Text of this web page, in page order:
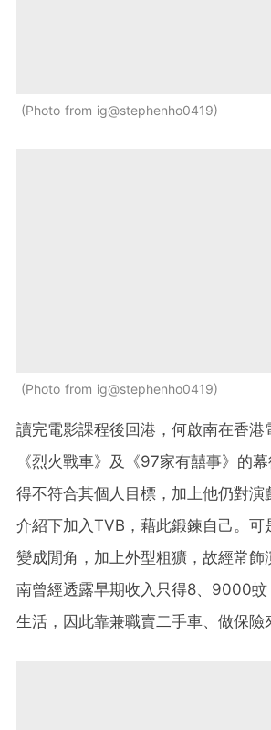
Photo from ig@stephenho0419
Photo from ig@stephenho0419
讀完電影課程後回港，何啟南在香港
《烈火戰車》及《97家有囍事》的
得不符合其個人目標，加上他仍對演
介紹下加入TVB，藉此鍛鍊自己。可
變成閒角，加上外型粗獷，故經常飾
南曾經透露早期收入只得8、9000蚊
生活，因此靠兼職賣二手車、做保險